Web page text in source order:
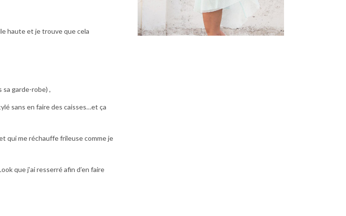
haute et je trouve que cela
sa garde-robe) ,
sans en faire des caisses…et ça
qui me réchauffe frileuse comme je
que j’ai resserré afin d’en faire